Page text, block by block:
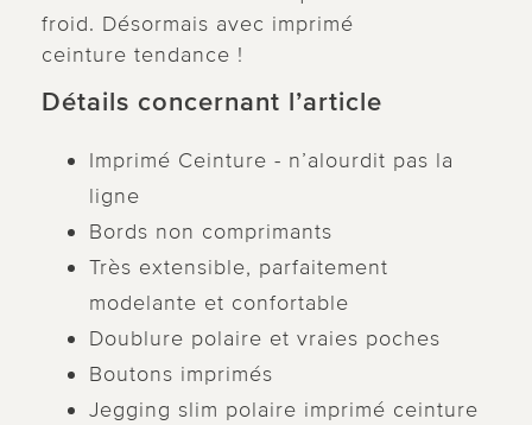
froid. Désormais avec imprimé
ceinture tendance !
Détails concernant l’article
Imprimé Ceinture - n’alourdit pas la
ligne
Bords non comprimants
Très extensible, parfaitement
modelante et confortable
Doublure polaire et vraies poches
Boutons imprimés
Jegging slim polaire imprimé ceinture